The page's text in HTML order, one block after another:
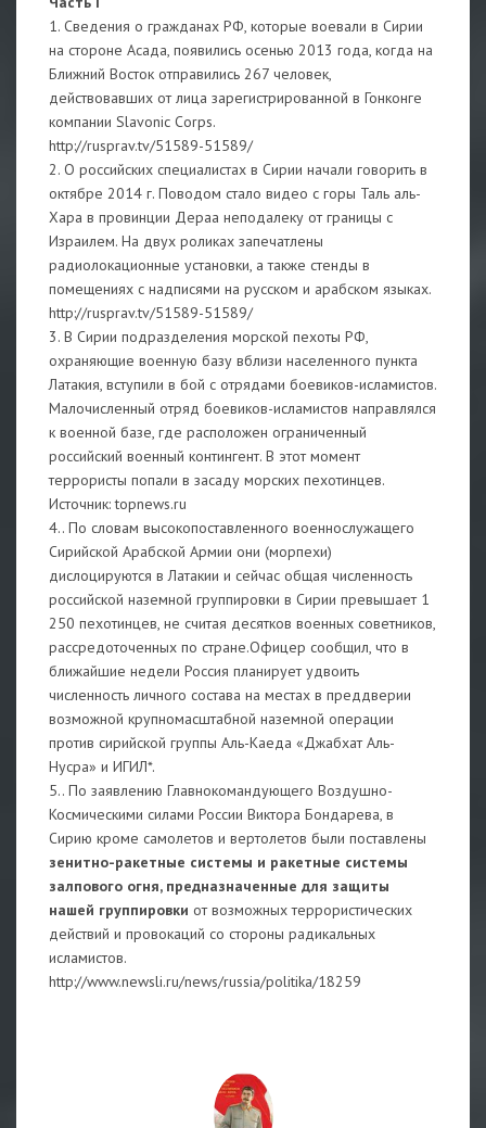
1. Сведения о гражданах РФ, которые воевали в Сирии
на стороне Асада, появились осенью 2013 года, когда на
Ближний Восток отправились 267 человек,
действовавших от лица зарегистрированной в Гонконге
компании Slavonic Corps.
http://rusprav.tv/51589-51589/
2. О российских специалистах в Сирии начали говорить в
октябре 2014 г. Поводом стало видео с горы Таль аль-
Хара в провинции Дераа неподалеку от границы с
Израилем. На двух роликах запечатлены
радиолокационные установки, а также стенды в
помещениях с надписями на русском и арабском языках.
http://rusprav.tv/51589-51589/
3. В Сирии подразделения морской пехоты РФ,
охраняющие военную базу вблизи населенного пункта
Латакия, вступили в бой с отрядами боевиков-исламистов.
Малочисленный отряд боевиков-исламистов направлялся
к военной базе, где расположен ограниченный
российский военный контингент. В этот момент
террористы попали в засаду морских пехотинцев.
Источник: topnews.ru
4.. По словам высокопоставленного военнослужащего
Сирийской Арабской Армии они (морпехи)
дислоцируются в Латакии и сейчас общая численность
российской наземной группировки в Сирии превышает 1
250 пехотинцев, не считая десятков военных советников,
рассредоточенных по стране.Офицер сообщил, что в
ближайшие недели Россия планирует удвоить
численность личного состава на местах в преддверии
возможной крупномасштабной наземной операции
против сирийской группы Аль-Каеда «Джабхат Аль-
Нусра» и ИГИЛ*.
5.. По заявлению Главнокомандующего Воздушно-
Космическими силами России Виктора Бондарева, в
Сирию кроме самолетов и вертолетов были поставлены
зенитно-ракетные системы и ракетные системы
залпового огня, предназначенные для защиты
нашей группировки от возможных террористических
действий и провокаций со стороны радикальных
исламистов.
http://www.newsli.ru/news/russia/politika/18259